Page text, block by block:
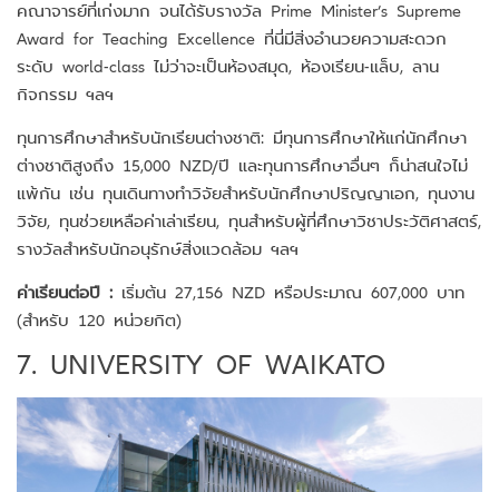
คณาจารย์ที่เก่งมาก จนได้รับรางวัล Prime Minister’s Supreme
Award for Teaching Excellence ที่นี่มีสิ่งอำนวยความสะดวก
ระดับ world-class ไม่ว่าจะเป็นห้องสมุด, ห้องเรียน-แล็บ, ลาน
กิจกรรม ฯลฯ
ทุนการศึกษาสำหรับนักเรียนต่างชาติ: มีทุนการศึกษาให้แก่นักศึกษา
ต่างชาติสูงถึง 15,000 NZD/ปี และทุนการศึกษาอื่นๆ ก็น่าสนใจไม่
แพ้กัน เช่น ทุนเดินทางทำวิจัยสำหรับนักศึกษาปริญญาเอก, ทุนงาน
วิจัย, ทุนช่วยเหลือค่าเล่าเรียน, ทุนสำหรับผู้ที่ศึกษาวิชาประวัติศาสตร์,
รางวัลสำหรับนักอนุรักษ์สิ่งแวดล้อม ฯลฯ
ค่าเรียนต่อปี : เริ่มต้น 27,156 NZD หรือประมาณ 607,000 บาท
(สำหรับ 120 หน่วยกิต)
7. UNIVERSITY OF WAIKATO